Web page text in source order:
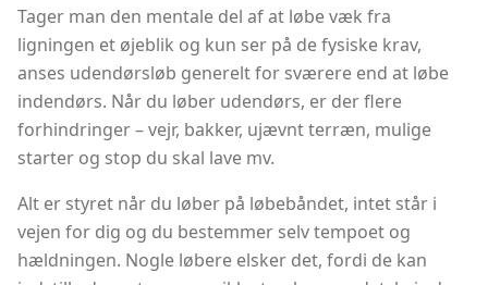
Tager man den mentale del af at løbe væk fra
ligningen et øjeblik og kun ser på de fysiske krav,
anses udendørsløb generelt for sværere end at løbe
indendørs. Når du løber udendørs, er der flere
forhindringer – vejr, bakker, ujævnt terræn, mulige
starter og stop du skal lave mv.
Alt er styret når du løber på løbebåndet, intet står i
vejen for dig og du bestemmer selv tempoet og
hældningen. Nogle løbere elsker det, fordi de kan